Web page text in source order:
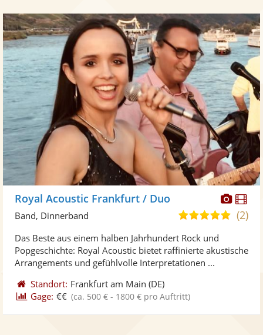
Royal Acoustic Frankfurt / Duo
5,0(2)
Band, Dinnerband
Das Beste aus einem halben Jahrhundert Rock und
Popgeschichte: Royal Acoustic bietet raffinierte akustische
Arrangements und gefühlvolle Interpretationen ...
Standort: Frankfurt am Main (DE)
Gage: €€ (ca. 500 € - 1800 € pro Auftritt)